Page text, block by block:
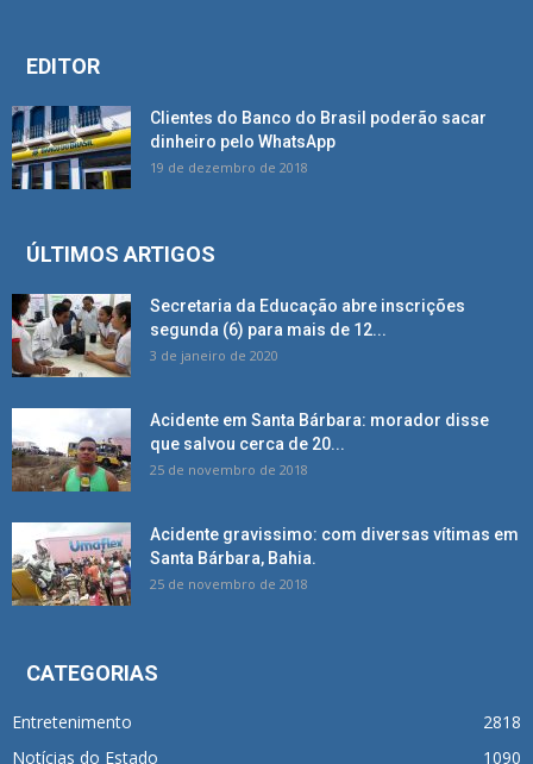
EDITOR
Clientes do Banco do Brasil poderão sacar
dinheiro pelo WhatsApp
19 de dezembro de 2018
ÚLTIMOS ARTIGOS
Secretaria da Educação abre inscrições
segunda (6) para mais de 12...
3 de janeiro de 2020
Acidente em Santa Bárbara: morador disse
que salvou cerca de 20...
25 de novembro de 2018
Acidente gravissimo: com diversas vítimas em
Santa Bárbara, Bahia.
25 de novembro de 2018
CATEGORIAS
Entretenimento
2818
Notícias do Estado
1090